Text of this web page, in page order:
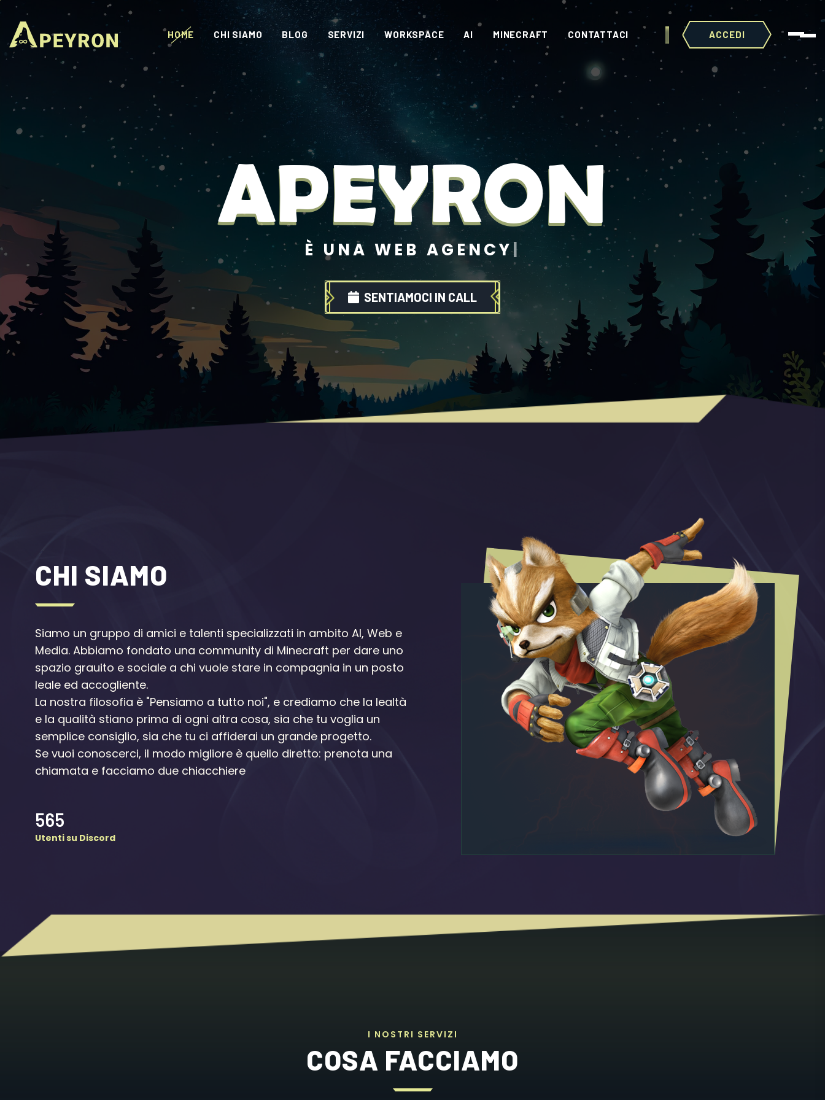
HOME CHI SIAMO BLOG SERVIZI WORKSPACE AI MINECRAFT CONTATTACI ACCEDI
APEYRON
È UN|
SENTIAMOCI IN CALL
CHI SIAMO
Siamo un gruppo di amici e talenti specializzati in ambito AI, Web e
Media. Abbiamo fondato una community di Minecraft per dare uno
spazio grauito e sociale a chi vuole stare in compagnia in un posto
leale ed accogliente.
La nostra filosofia è "Pensiamo a tutto noi", e crediamo che la lealtà
e la qualità stiano prima di ogni altra cosa, sia che tu voglia un
semplice consiglio, sia che tu ci affiderai un grande progetto.
Se vuoi conoscerci, il modo migliore è quello diretto: prenota una
chiamata e facciamo due chiacchiere
576
Utenti su Discord
I N O S T R I S ERVI Z I
COSA FACCIAMO